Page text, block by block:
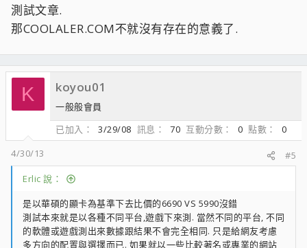
測試文章.
那COOLALER.COM不就沒有存在的意義了.
K koyou01
一般般會員
已加入
3/29/08 訊息 70 互動分數 0 點數
0
4/30/13
#5
Erlic 說：
是以華碩的顯卡為基準下去比價的6690 VS 5990沒錯
測試本來就是以各種不同平台,遊戲下來測. 當然不同的平台, 不同
的軟體或遊戲測出來數據跟結果不會完全相同. 只是給網友考慮
多方向的配置與選擇而已. 如果就以一些比較著名或專業的網站